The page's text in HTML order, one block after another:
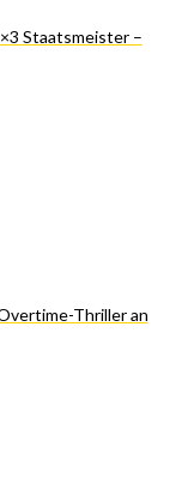
Staatsmeister –
Thriller an